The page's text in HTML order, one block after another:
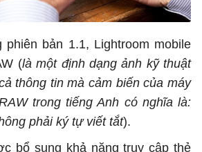
phiên bản 1.1, Lightroom mobile
(là một định dạng ảnh kỹ thuật
thông tin mà cảm biến của máy
trong tiếng Anh có nghĩa là:
phải ký tự viết tắt).
bổ sung khả năng truy cập thẻ